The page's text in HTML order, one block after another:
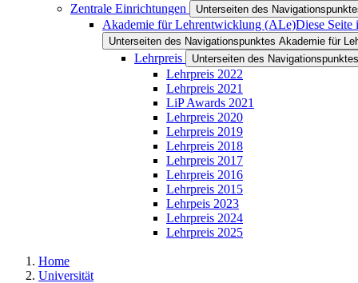
Zentrale Einrichtungen Unterseiten des
Akademie für Lehrentwicklung (ALe)Diese Seite
Unterseiten des Navigationspunktes Akademie für
Lehrpreis Unterseiten des
Lehrpreis 2022
Lehrpreis 2021
LiP Awards 2021
Lehrpreis 2020
Lehrpreis 2019
Lehrpreis 2018
Lehrpreis 2017
Lehrpreis 2016
Lehrpreis 2015
Lehrpeis 2023
Lehrpreis 2024
Lehrpreis 2025
Home
Universität